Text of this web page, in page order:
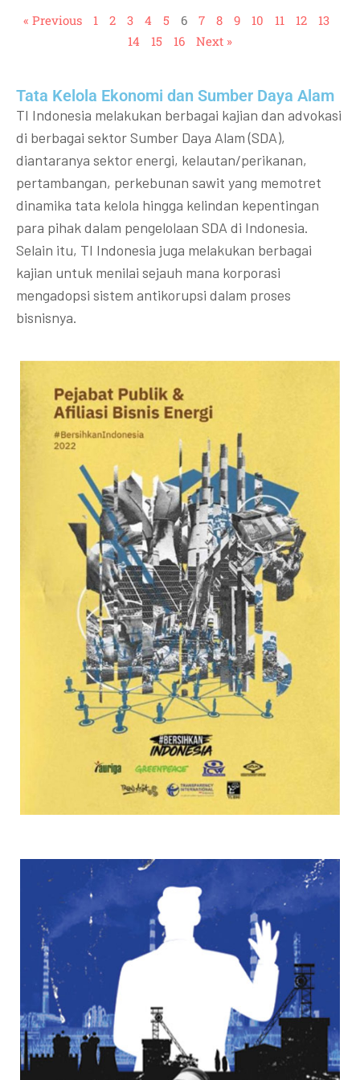
« Previous 1 2 3 4 5 6 7 8 9 10 11 12
13
14
15 16 Next »
Tata Kelola Ekonomi dan Sumber Daya Alam
TI Indonesia melakukan berbagai kajian dan advokasi
di berbagai sektor Sumber Daya Alam (SDA),
diantaranya sektor energi, kelautan/perikanan,
pertambangan, perkebunan sawit yang memotret
dinamika tata kelola hingga kelindan kepentingan
para pihak dalam pengelolaan SDA di Indonesia.
Selain itu, TI Indonesia juga melakukan berbagai
kajian untuk menilai sejauh mana korporasi
mengadopsi sistem antikorupsi dalam proses
bisnisnya.